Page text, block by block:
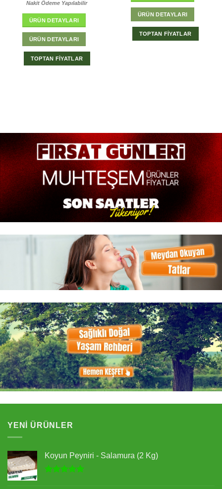
Nakit Ödeme Yapılabilir
ÜRÜN DETAYLARI
ÜRÜN DETAYLARI
TOPTAN FİYATLAR
ÜRÜN DETAYLARI
TOPTAN FİYATLAR
YENI ÜRÜNLER
Koyun Peyniri - Salamura (2 Kg)